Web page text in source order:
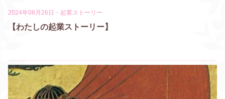
2024年08月26日 ・ 起業ストーリー
【わたしの起業ストーリー】